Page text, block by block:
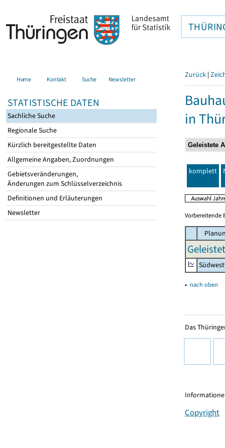
Home Kontakt Suche Newsletter
STATISTISCHE DATEN
Sachliche Suche
Regionale Suche
Kürzlich bereitgestellte Daten
Allgemeine Angaben, Zuordnungen
Gebietsveränderungen,
Änderungen zum Schlüsselverzeichnis
Definitionen und Erläuterungen
Newsletter
Zurück |
in
komplett
Vorbereitende
▴ nach oben
Das
Copyright